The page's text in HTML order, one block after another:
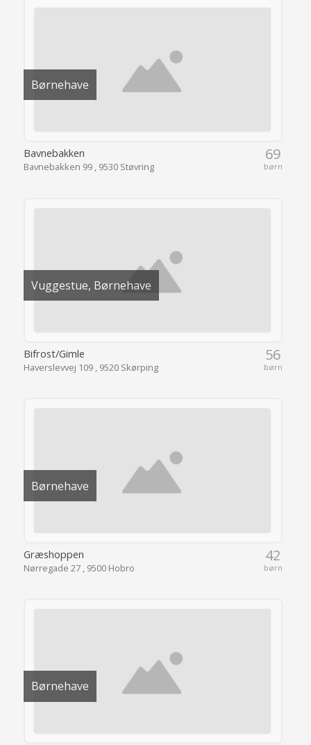
Børnehave
69
børn
Bavnebakken
Bavnebakken 99 , 9530 Støvring
Vuggestue, Børnehave
56
børn
Bifrost/Gimle
Haverslevvej 109 , 9520 Skørping
Børnehave
42
børn
Græshoppen
Nørregade 27 , 9500 Hobro
Børnehave